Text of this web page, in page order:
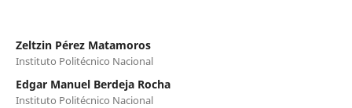
Zeltzin Pérez Matamoros
Instituto Politécnico Nacional
Edgar Manuel Berdeja Rocha
Instituto Politécnico Nacional